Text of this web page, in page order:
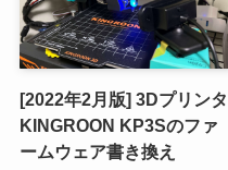
[2022年2月版] 3Dプリンタ
KINGROON KP3Sのファ
ームウェア書き換え